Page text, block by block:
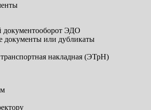
документооборот ЭДО
документы или дубликаты
накладная (ЭТрН)